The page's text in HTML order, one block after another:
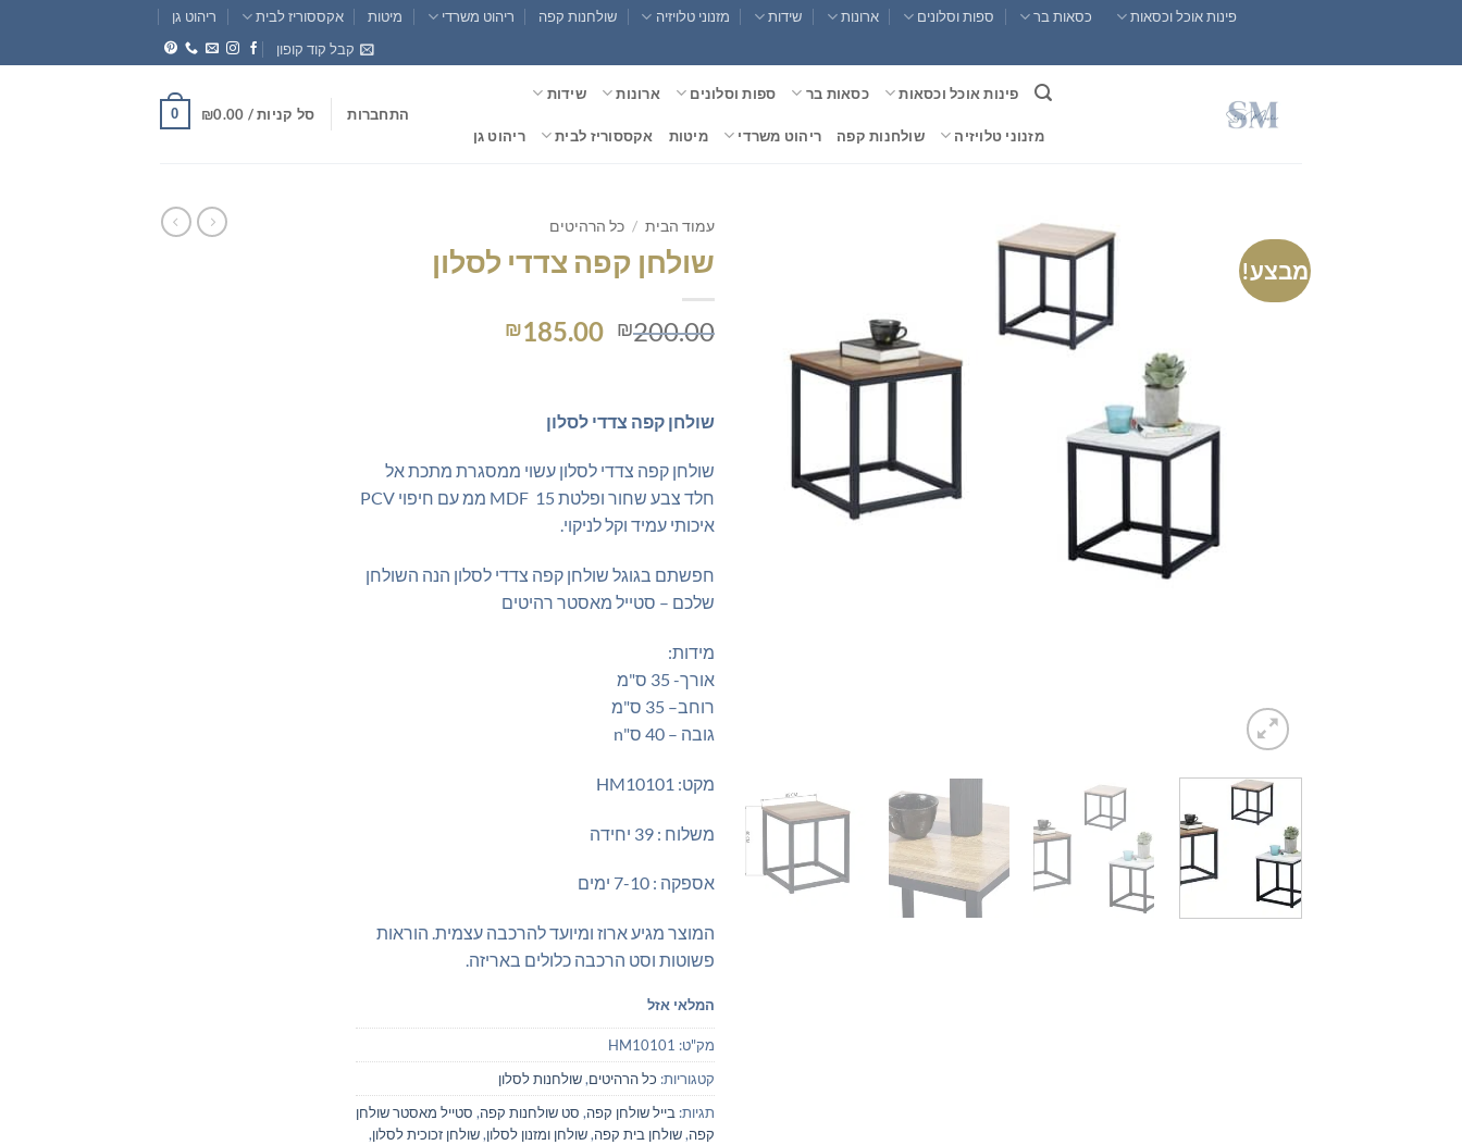
content
פינות אוכל וכסאות כסאות בר ספות וסלונים ארונות שידות מזנוני טלויזיה שולחנות קפה ריהוט משרדי מיטות אקססוריז לבית
ריהוט גן
קבל קוד קופון
פינות אוכל וכסאות כסאות בר ספות וסלונים ארונות שידות
מזנוני טלויזיה שולחנות קפה ריהוט משרדי מיטות אקססוריז לבית ריהוט גן
התחברות סל קניות / ₪0.00
0
מבצע!
עמוד הבית / כל הרהיטים
שולחן קפה צדדי לסלון
₪200.00
המחיר
₪200.00.
₪185.00
שולחן קפה צדדי לסלון
שולחן קפה צדדי לסלון עשוי ממסגרת מתכת אל
חלד צבע שחור ופלטת MDF 15 ממ עם חיפוי PCV
איכותי עמיד וקל לניקוי.
חפשתם בגוגל שולחן קפה צדדי לסלון הנה השולחן
שלכם – סטייל מאסטר רהיטים
מידות:
אורך- 35 ס"מ
רוחב– 35 ס"מ
גובה – 40 ס"n
מקט: HM10101
משלוח : 39 יחידה
אספקה : 7-10 ימים
המוצר מגיע ארוז ומיועד להרכבה עצמית. הוראות
פשוטות וסט הרכבה כלולים באריזה.
המלאי אזל
מק"ט: HM10101
קטגוריות: כל הרהיטים,שולחנות לסלון
תגיות: בייל שולחן קפה, סט שולחנות קפה, סטייל מאסטר שולחן
קפה,שולחן בית קפה,שולחן ומזנון לסלון,שולחן זכוכית לסלון,